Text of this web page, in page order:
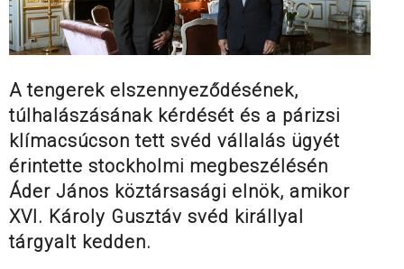
A tengerek elszennyeződésének,
túlhalászásának kérdését és a párizsi
klímacsúcson tett svéd vállalás ügyét
érintette stockholmi megbeszélésén
Áder János köztársasági elnök, amikor
XVI. Károly Gusztáv svéd királlyal
tárgyalt kedden.